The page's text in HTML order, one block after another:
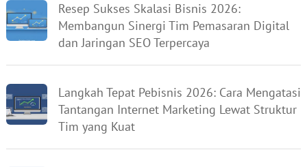
Resep Sukses Skalasi Bisnis 2026:
Membangun Sinergi Tim Pemasaran Digital
dan Jaringan SEO Terpercaya
Langkah Tepat Pebisnis 2026: Cara Mengatasi
Tantangan Internet Marketing Lewat Struktur
Tim yang Kuat